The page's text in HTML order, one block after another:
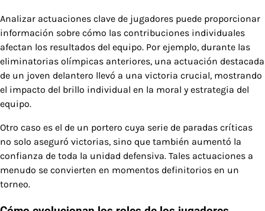
Analizar actuaciones clave de jugadores puede proporcionar
información sobre cómo las contribuciones individuales
afectan los resultados del equipo. Por ejemplo, durante las
eliminatorias olímpicas anteriores, una actuación destacada
de un joven delantero llevó a una victoria crucial, mostrando
el impacto del brillo individual en la moral y estrategia del
equipo.
Otro caso es el de un portero cuya serie de paradas críticas
no solo aseguró victorias, sino que también aumentó la
confianza de toda la unidad defensiva. Tales actuaciones a
menudo se convierten en momentos definitorios en un
torneo.